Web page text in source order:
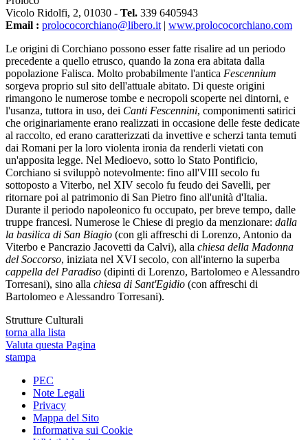
Vicolo Ridolfi, 2, 01030 - Tel. 339 6405943
Email : prolococorchiano@libero.it | www.prolococorchiano.com
Le origini di Corchiano possono esser fatte risalire ad un periodo
precedente a quello etrusco, quando la zona era abitata dalla
popolazione Falisca. Molto probabilmente l'antica Fescennium
sorgeva proprio sul sito dell'attuale abitato. Di queste origini
rimangono le numerose tombe e necropoli scoperte nei dintorni, e
l'usanza, tuttora in uso, dei Canti Fescennini, componimenti satirici
che originariamente erano realizzati in occasione delle feste dedicate
al raccolto, ed erano caratterizzati da invettive e scherzi tanta temuti
dai Romani per la loro violenta ironia da renderli vietati con
un'apposita legge. Nel Medioevo, sotto lo Stato Pontificio,
Corchiano si sviluppò notevolmente: fino all'VIII secolo fu
sottoposto a Viterbo, nel XIV secolo fu feudo dei Savelli, per
ritornare poi al patrimonio di San Pietro fino all'unità d'Italia.
Durante il periodo napoleonico fu occupato, per breve tempo, dalle
truppe francesi. Numerose le Chiese di pregio da menzionare: dalla
la basilica di San Biagio (con gli affreschi di Lorenzo, Antonio da
Viterbo e Pancrazio Jacovetti da Calvi), alla chiesa della Madonna
del Soccorso, iniziata nel XVI secolo, con all'interno la superba
cappella del Paradiso (dipinti di Lorenzo, Bartolomeo e Alessandro
Torresani), sino alla chiesa di Sant'Egidio (con affreschi di
Bartolomeo e Alessandro Torresani).
Strutture Culturali
torna alla lista
Valuta questa Pagina
stampa
PEC
Note Legali
Privacy
Mappa del Sito
Informativa sui Cookie